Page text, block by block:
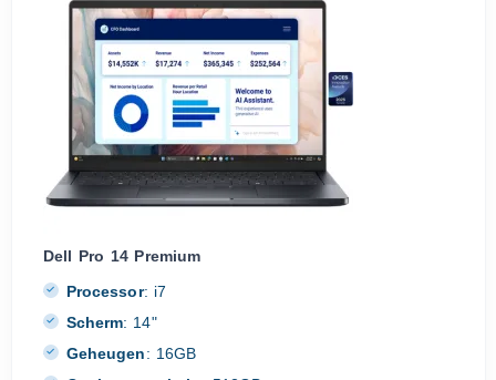
Dell Pro 14 Premium
Processor: i7
Scherm: 14"
Geheugen: 16GB